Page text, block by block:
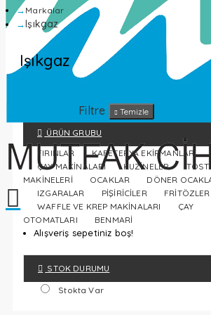
Alışveriş sepetiniz boş!
Markalar
Işıkgaz
Işıkgaz
Filtre
Temizle
ÜRÜN GRUBU
FIRINLAR
KAFETERYA EKİPMANLARI
ÇAY MAKİNALARI
KUZİNELER
TOST
MAKİNELERİ
OCAKLAR
DÖNER
IZGARALAR
PİŞİRİCİLER
FRİTÖZLER
WAFFLE VE KREP MAKİNALARI
ÇAY
OTOMATLARI
BENMARİ
STOK DURUMU
Stokta Var